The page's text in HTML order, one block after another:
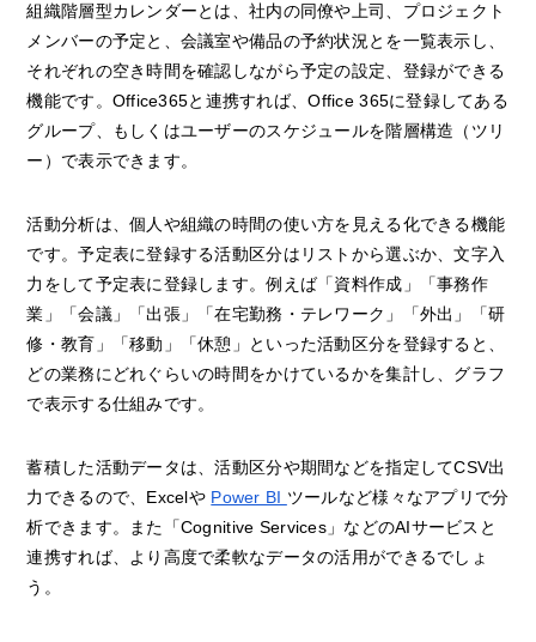
組織階層型カレンダーとは、社内の同僚や上司、プロジェクト
メンバーの予定と、会議室や備品の予約状況とを一覧表示し、
それぞれの空き時間を確認しながら予定の設定、登録ができる
機能です。Office365と連携すれば、Office 365に登録してある
グループ、もしくはユーザーのスケジュールを階層構造（ツリ
ー）で表示できます。
活動分析は、個人や組織の時間の使い方を見える化できる機能
です。予定表に登録する活動区分はリストから選ぶか、文字入
力をして予定表に登録します。例えば「資料作成」「事務作
業」「会議」「出張」「在宅勤務・テレワーク」「外出」「研
修・教育」「移動」「休憩」といった活動区分を登録すると、
どの業務にどれぐらいの時間をかけているかを集計し、グラフ
で表示する仕組みです。
蓄積した活動データは、活動区分や期間などを指定してCSV出
力できるので、Excelや Power BI ツールなど様々なアプリで分
析できます。また「Cognitive Services」などのAIサービスと
連携すれば、より高度で柔軟なデータの活用ができるでしょ
う。